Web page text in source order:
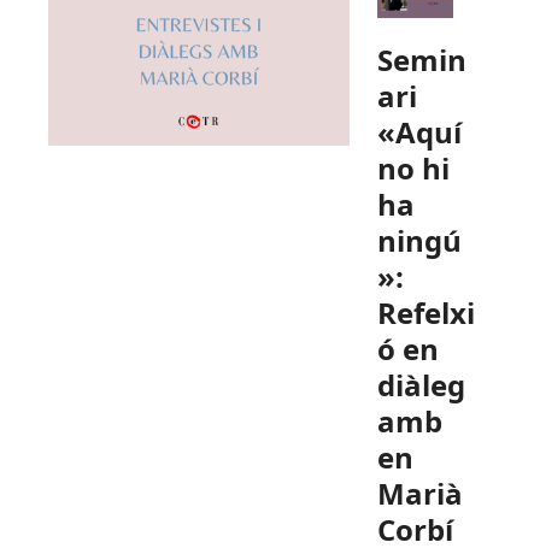
Semin
ari
«Aquí
no hi
ha
ningú
»:
Refelxi
ó en
diàleg
amb
en
Marià
Corbí